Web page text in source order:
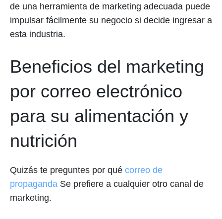
de una herramienta de marketing adecuada puede
impulsar fácilmente su negocio si decide ingresar a
esta industria.
Beneficios del marketing
por correo electrónico
para su alimentación y
nutrición
Quizás te preguntes por qué correo de
propaganda Se prefiere a cualquier otro canal de
marketing.